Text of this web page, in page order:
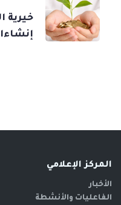
المركز الإعلامي
الأخبار
الفاعليات والأنشطة